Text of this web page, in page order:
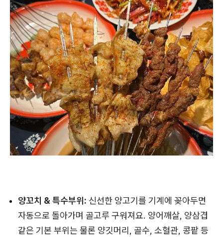
양꼬치 & 특수부위: 신선한 양고기를 기계에 꽂아두면
자동으로 돌아가며 골고루 구워져요. 양어깨살, 양삼겹
같은 기본 부위는 물론 양깃머리, 골수, 소혈관, 콩팥 등